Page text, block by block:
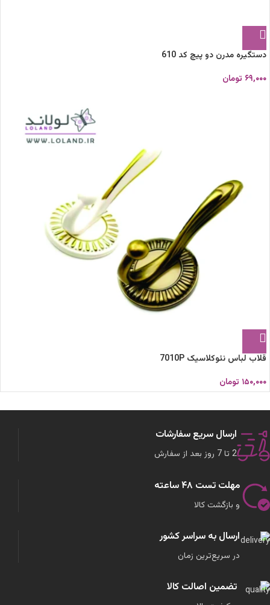
دستگیره مدرن دو پیچ کد 610
۶۹,۰۰۰ تومان
قلاب لباس نئوکلاسیک 7010P
۱۵۰,۰۰۰ تومان
ارسال سریع سفارشات
2 تا 7 روز بعد از سفارش
مهلت تست ۴۸ ساعته
و بازگشت کالا
ارسال به سراسر کشور
در سریع‌ترین زمان
تضمین اصالت کالا